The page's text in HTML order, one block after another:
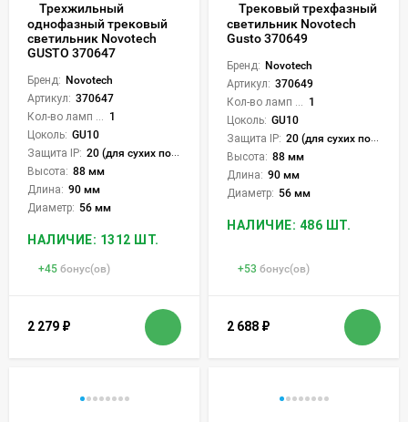
Трехжильный
однофазный трековый
светильник Novotech
GUSTO 370647
Бренд: Novotech
Артикул: 370647
1
Цоколь: GU10
Защита IP: 20 (для сухих пом.)
Высота: 88 мм
Длина: 90 мм
Диаметр: 56 мм
НАЛИЧИЕ: 1312 ШТ.
+45 бонус(ов)
2 279 ₽
Трековый трехфазный
светильник Novotech
Gusto 370649
Бренд: Novotech
Артикул: 370649
1
Цоколь: GU10
Защита IP: 20 (для сухих пом.)
Высота: 88 мм
Длина: 90 мм
Диаметр: 56 мм
НАЛИЧИЕ: 486 ШТ.
+53 бонус(ов)
2 688 ₽